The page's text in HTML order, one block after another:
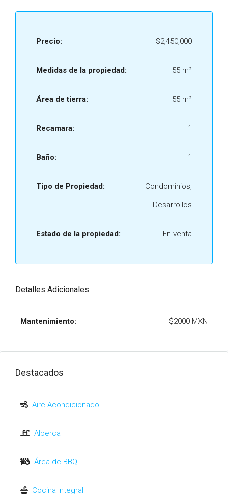
Precio: $2,450,000
Medidas de la propiedad: 55 m²
Área de tierra: 55 m²
Recamara: 1
Baño: 1
Tipo de Propiedad:
Condominios,
Desarrollos
Estado de la propiedad: En venta
Detalles Adicionales
Mantenimiento: $2000 MXN
Destacados
Aire Acondicionado
Alberca
Área de BBQ
Cocina Integral